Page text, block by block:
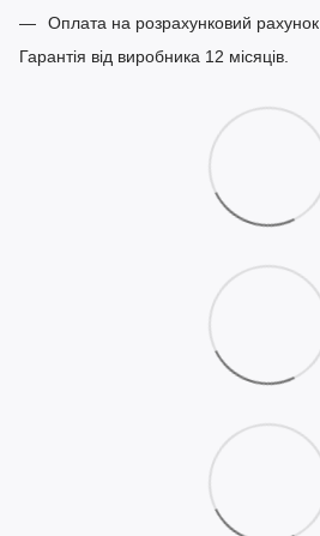
Оплата на розрахунковий рахунок
Гарантія від виробника 12 місяців.